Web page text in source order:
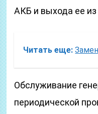
АКБ и выхода ее из
Читать еще:
Обслуживание
периодической